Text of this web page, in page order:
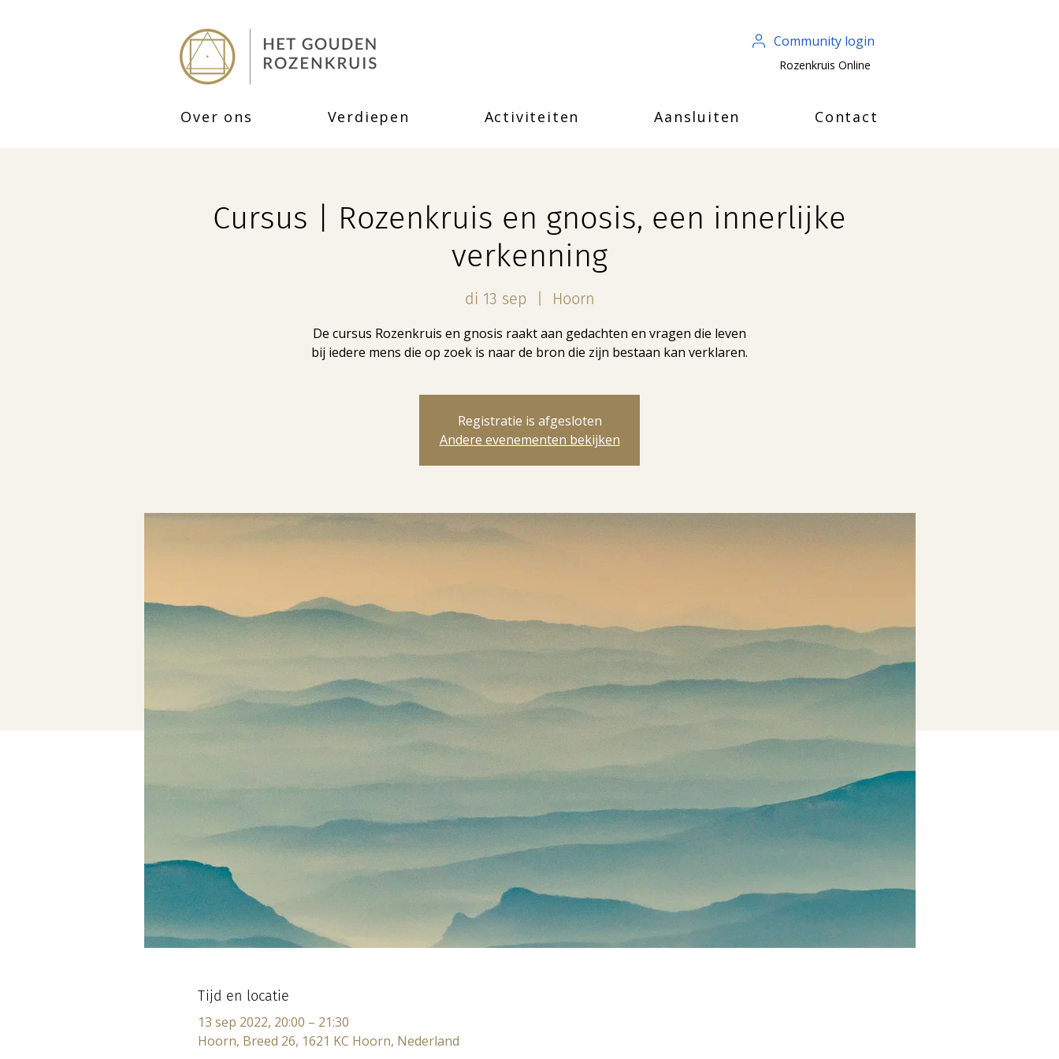
Community login
Rozenkruis Online
Over ons Verdiepen Activiteiten Aansluiten Contact
Cursus | Rozenkruis en gnosis, een innerlijke
verkenning
di 13 sep Hoorn
De cursus Rozenkruis en gnosis ​raakt aan gedachten en vragen die leven
bij iedere mens die op zoek is naar de bron die zijn bestaan kan verklaren.
Registratie is afgesloten
Andere evenementen bekijken
Tijd en locatie
13 sep 2022, 20:00 – 21:30
Hoorn, Breed 26, 1621 KC Hoorn, Nederland